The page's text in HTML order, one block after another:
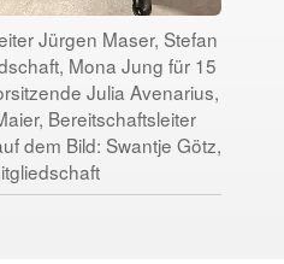
Jürgen Maser, Stefan
Mona Jung für 15
Julia Avenarius,
Bereitschaftsleiter
dem Bild: Swantje Götz,